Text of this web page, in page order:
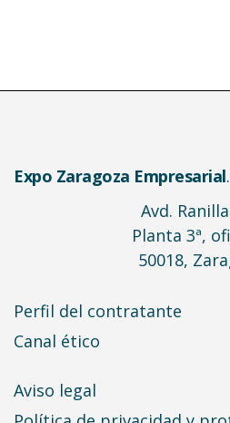
Expo Zaragoza Empresarial.
Avd.
Planta 3ª,
50018,
Perfil del contratante
Canal ético
Aviso legal